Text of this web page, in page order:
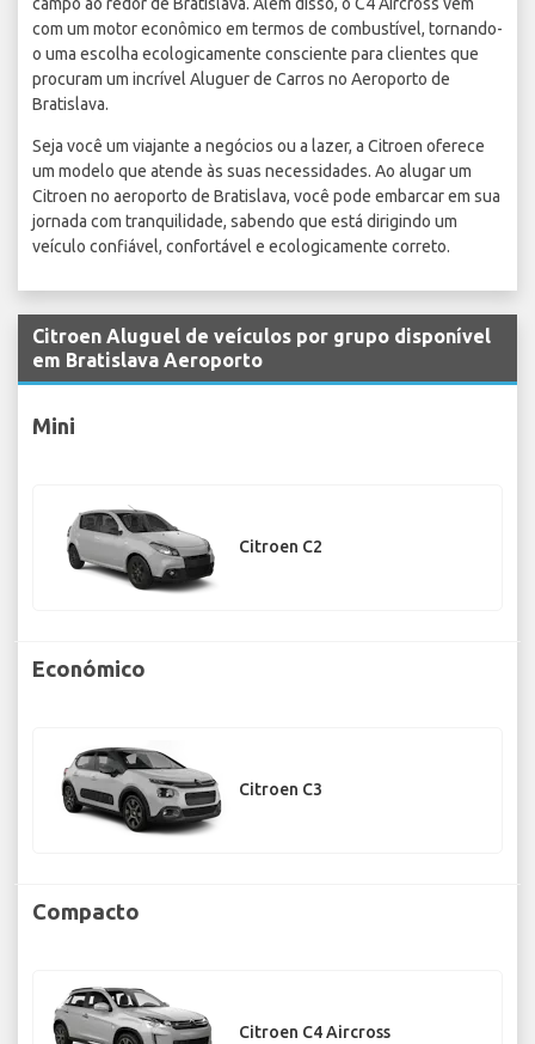
com um motor econômico em termos de combustível, tornando-
o uma escolha ecologicamente consciente para clientes que
procuram um incrível Aluguer de Carros no Aeroporto de
Bratislava.
Seja você um viajante a negócios ou a lazer, a Citroen oferece
um modelo que atende às suas necessidades. Ao alugar um
Citroen no aeroporto de Bratislava, você pode embarcar em sua
jornada com tranquilidade, sabendo que está dirigindo um
veículo confiável, confortável e ecologicamente correto.
Citroen Aluguel de veículos por grupo disponível
em Bratislava Aeroporto
Mini
Citroen C2
Económico
Citroen C3
Compacto
Citroen C4 Aircross